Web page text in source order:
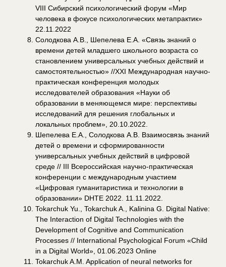
VIII Сибирский психологический форум «Мир
человека в фокусе психологических метапрактик»
22.11.2022
Солодкова А.В., Шепелева Е.А. «Связь знаний о
времени детей младшего школьного возраста со
становлением универсальных учебных действий и
самостоятельностью» //XXI Международная научно-
практическая конференция молодых
исследователей образования «Науки об
образовании в меняющемся мире: перспективы
исследований для решения глобальных и
локальных проблем», 20.10.2022.
Шепелева Е.А., Солодкова А.В. Взаимосвязь знаний
детей о времени и сформированности
универсальных учебных действий в цифровой
среде // III Всероссийская научно-практическая
конференции с международным участием
«Цифровая гуманитаристика и технологии в
образовании» DHTE 2022. 11.11.2022.
Tokarchuk Yu., Tokarchuk A., Kalinina G. Digital Native:
The Interaction of Digital Technologies with the
Development of Cognitive and Communication
Processes // International Psychological Forum «Child
in a Digital World», 01.06.2023 Online
Tokarchuk A.M. Application of neural networks for